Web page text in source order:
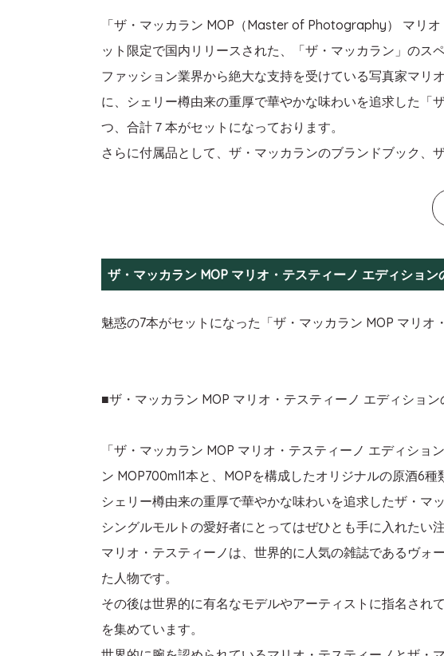
「ザ・マッカラン MOP（Master of Photography） マリ
ット限定で国内リリースされた、「ザ・マッカラン」のス
ファッション業界から絶大な支持を受けている写真家マリ
に、シェリー樽由来の重厚で華やかな味わいを追求した「
つ、合計７本がセットになっております。
さらに付属品として、ザ・マッカランのブランドブック、
ザ・マッカラン MOP マリオ・テスティーノ エディション
魅惑の7本がセットになった「ザ・マッカラン MOP マリオ
■ザ・マッカラン MOP マリオ・テスティーノ エディション
「ザ・マッカラン MOP マリオ・テスティーノ エディシ
ン MOP700ml1本と、MOPを構成したオリジナルの原酒6
シェリー樽由来の重厚で華やかな味わいを追求したザ・マ
シングルモルトの愛好者にとってはぜひとも手に入れたい
マリオ・テスティーノは、世界的に人気の雑誌であるヴ
た人物です。
その後は世界的に有名なモデルやアーティストに指名さ
を集めています。